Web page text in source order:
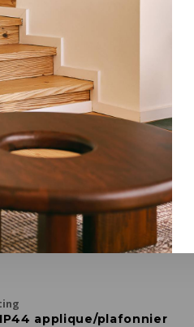
applique/plafonnier